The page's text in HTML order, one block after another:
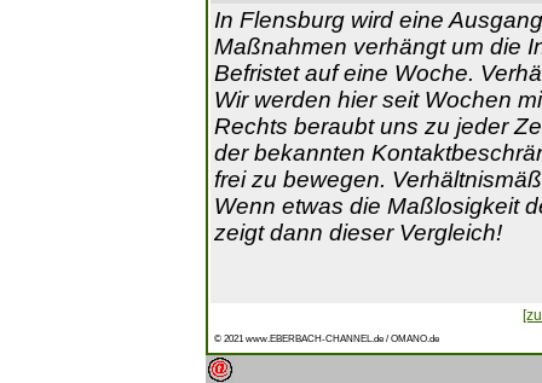
In Flensburg wird eine
Maßnahmen verhängt um die
Befristet auf eine Woche.
Wir werden hier seit Wochen
Rechts beraubt uns zu jeder
der bekannten
frei zu bewegen.
Wenn etwas die Maßlosigkeit
zeigt dann dieser Vergleich!
© 2021 www.EBERBACH-CHANNEL.de / OMANO.de